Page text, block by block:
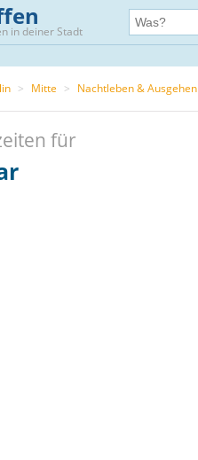
in deiner Stadt
> Mitte > Nachtleben & Ausgehen
für